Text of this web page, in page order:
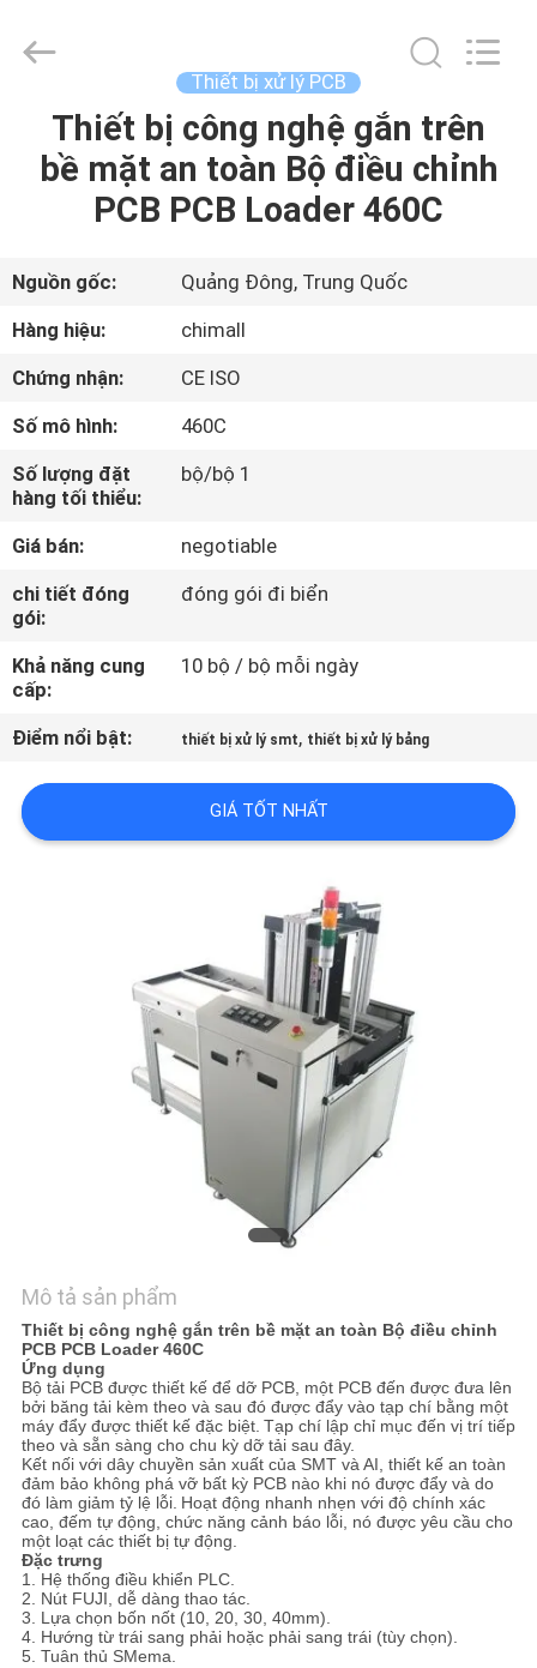
TRANG
CHỦ
SẢN
PHẨM
CHÚNG
TÔI
THAM
QUAN
MÁY
SOÁT
CHẤT
GIÁ
SƠ
ĐỒ
TRANG
WEB
PRIVACY
POLICY
Electronic
Technology
Thiết bị xử lý PCB
Thiết bị công nghệ gắn trên
bề mặt an toàn Bộ điều chỉnh
PCB PCB Loader 460C
Nguồn gốc:
Quảng Đông, Trung Quốc
Hàng hiệu:
chimall
Chứng nhận:
CE ISO
Số mô hình:
460C
Số lượng đặt
hàng tối thiểu:
bộ/bộ 1
Giá bán:
negotiable
chi tiết đóng
gói:
đóng gói đi biển
Khả năng cung
cấp:
10 bộ / bộ mỗi ngày
Điểm nổi bật: thiết bị xử lý smt, thiết bị xử lý bảng
GIÁ TỐT NHẤT
Mô tả sản phẩm
Thiết bị công nghệ gắn trên bề mặt an toàn Bộ điều chỉnh
PCB PCB Loader 460C
Ứng dụng
Bộ tải PCB được thiết kế để dỡ PCB, một PCB đến được đưa lên
bởi băng tải kèm theo và sau đó được đẩy vào tạp chí bằng một
máy đẩy được thiết kế đặc biệt. Tạp chí lập chỉ mục đến vị trí tiếp
theo và sẵn sàng cho chu kỳ dỡ tải sau đây.
Kết nối với dây chuyền sản xuất của SMT và AI, thiết kế an toàn
đảm bảo không phá vỡ bất kỳ PCB nào khi nó được đẩy và do
đó làm giảm tỷ lệ lỗi. Hoạt động nhanh nhẹn với độ chính xác
cao, đếm tự động, chức năng cảnh báo lỗi, nó được yêu cầu cho
một loạt các thiết bị tự động.
Đặc trưng
1. Hệ thống điều khiển PLC.
2. Nút FUJI, dễ dàng thao tác.
3. Lựa chọn bốn nốt (10, 20, 30, 40mm).
4. Hướng từ trái sang phải hoặc phải sang trái (tùy chọn).
5. Tuân thủ SMema.